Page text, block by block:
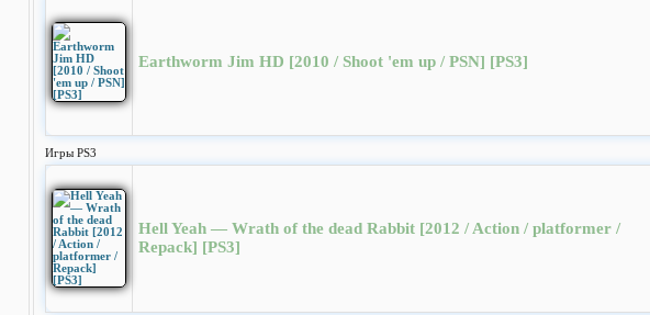
Earthworm Jim HD [2010 / Shoot 'em up / PSN] [PS3]
Игры PS3
Hell Yeah — Wrath of the dead Rabbit [2012 / Action / platformer /
Repack] [PS3]